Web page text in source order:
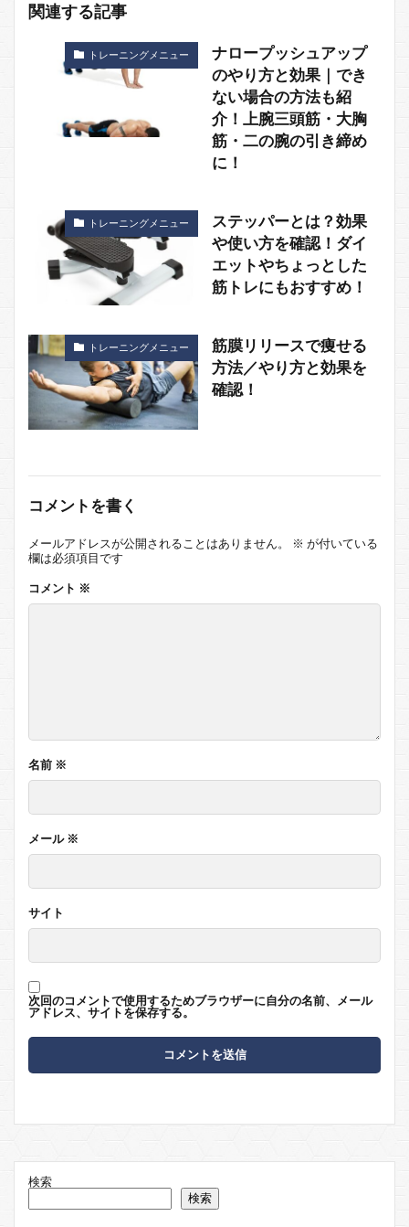
関連する記事
トレーニングメニュー
ナロープッシュアップ
のやり方と効果｜でき
ない場合の方法も紹
介！上腕三頭筋・大胸
筋・二の腕の引き締め
に！
トレーニングメニュー
ステッパーとは？効果
や使い方を確認！ダイ
エットやちょっとした
筋トレにもおすすめ！
トレーニングメニュー
筋膜リリースで痩せる
方法／やり方と効果を
確認！
コメントを書く
メールアドレスが公開されることはありません。 ※ が付いている
欄は必須項目です
コメント ※
名前 ※
メール ※
サイト
次回のコメントで使用するためブラウザーに自分の名前、メール
アドレス、サイトを保存する。
検索
検索